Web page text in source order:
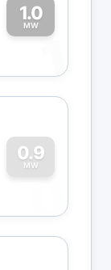
1.0
MW
1
0.9
MW
0